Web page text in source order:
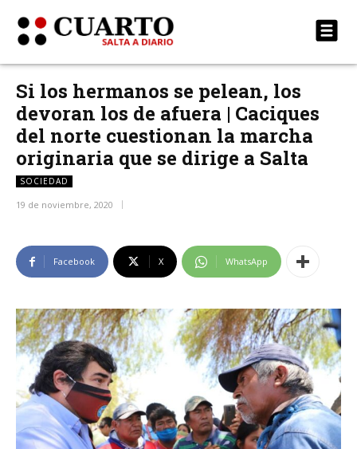
Si los hermanos se pelean, los
devoran los de afuera | Caciques
del norte cuestionan la marcha
originaria que se dirige a Salta
SOCIEDAD
19 de noviembre, 2020
Facebook X WhatsApp